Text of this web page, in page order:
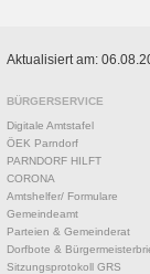
Aktualisiert am:
BÜRGERSERVICE
Digitale Amtstafel
ÖEK Parndorf
PARNDORF HILFT
CORONA
Amtshelfer/ Formulare
Gemeindeamt
Parteien & Gemeinderat
Dorfbote &
Sitzungsprotokoll GRS